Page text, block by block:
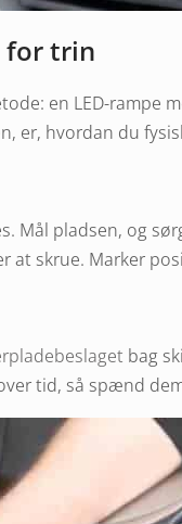
for trin
en LED-
er, hvordan du
Mål pladsen, og
at skrue. Marker
bag
tid, så spænd